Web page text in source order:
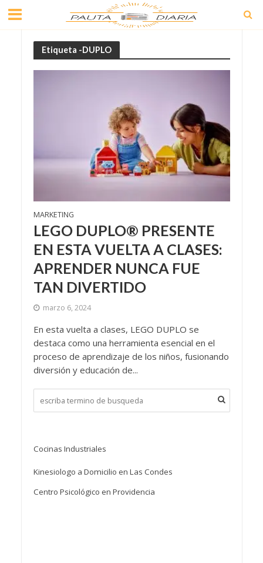
Etiqueta -DUPLO
MARKETING
LEGO DUPLO® PRESENTE
EN ESTA VUELTA A CLASES:
APRENDER NUNCA FUE
TAN DIVERTIDO
marzo 6, 2024
En esta vuelta a clases, LEGO DUPLO se
destaca como una herramienta esencial en el
proceso de aprendizaje de los niños, fusionando
diversión y educación de...
Cocinas Industriales
Kinesiologo a Domicilio en Las Condes
Centro Psicológico en Providencia